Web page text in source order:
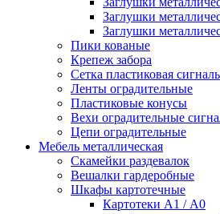
Заглушки
Заглушки
Пики кованые
Крепеж забора
Сетка пластиковая
Ленты оградительные
Пластиковые конусы
Вехи оградительные
Цепи оградительные
Мебель металлическая
Скамейки раздевалок
Вешалки гардеробные
Шкафы картотечные
Картотеки А1 / А0